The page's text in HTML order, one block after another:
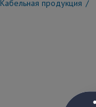
Кабельная продукция